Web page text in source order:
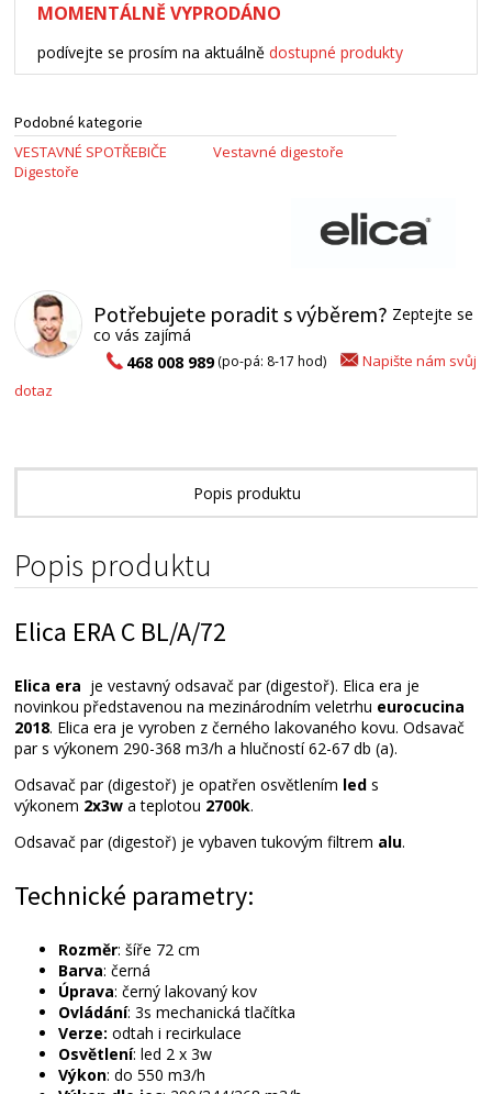
MOMENTÁLNĚ VYPRODÁNO
podívejte se prosím na aktuálnědostupné produkty
Podobné kategorie
VESTAVNÉ SPOTŘEBIČE
Digestoře
Vestavné digestoře
Potřebujete poradit s výběrem? Zeptejte se
co vás zajímá
468 008 989(po-pá: 8-17 hod)
Napište nám svůj
dotaz
Popis produktu
Přílohy ke stažení
Popis produktu
Elica ERA C BL/A/72
Elica era je vestavný odsavač par (digestoř). Elica era je
novinkou představenou na mezinárodním veletrhu eurocucina
2018. Elica era je vyroben z černého lakovaného kovu. Odsavač
par s výkonem 290-368 m3/h a hlučností 62-67 db (a).
Odsavač par (digestoř) je opatřen osvětlením leds
výkonem 2x3w a teplotou 2700k.
Odsavač par (digestoř) je vybaven tukovým filtrem alu.
Technické parametry:
Rozměr: šíře 72 cm
Barva: černá
Úprava: černý lakovaný kov
Ovládání: 3s mechanická tlačítka
Verze: odtah i recirkulace
Osvětlení: led 2 x 3w
Výkon: do 550 m3/h